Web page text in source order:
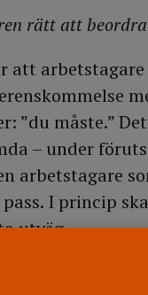
rätt att
att
”du måste.”
– under
arbetstagare
I princip
utväg.
beordran?